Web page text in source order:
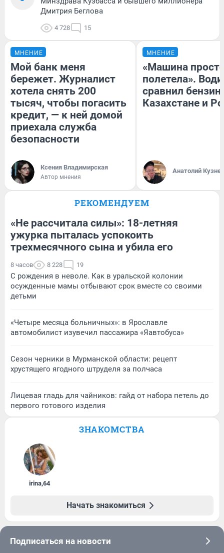
Дмитрия Беглова
4 728 15
МНЕНИЕ
Мой банк меня
бережет. Журналист
хотела снять 200
тысяч, чтобы погасить
кредит, — к ней домой
приехала служба
безопасности
Ксения Владимирская
Автор мнения
МНЕНИЕ
«Машина
полетела».
сравнил бензин
Казахстане и
Анатолий
РЕКОМЕНДУЕМ
«Не рассчитала силы»: 18-летняя
ужурка пыталась успокоить
трехмесячного сына и убила его
8 часов 8 228 19
С рождения в неволе. Как в уральской колонии
осужденные мамы отбывают срок вместе со своими
детьми
«Четыре месяца больничных»: в Ярославле
автомобилист изувечил пассажира «Яавтобуса»
Сезон черники в Мурманской области: рецепт
хрустящего ягодного штруделя за полчаса
Лицевая гладь для чайников: гайд от набора петель до
первого готового изделия
ЗНАКОМСТВА
irina,64
Начать знакомиться
Подписаться на новости